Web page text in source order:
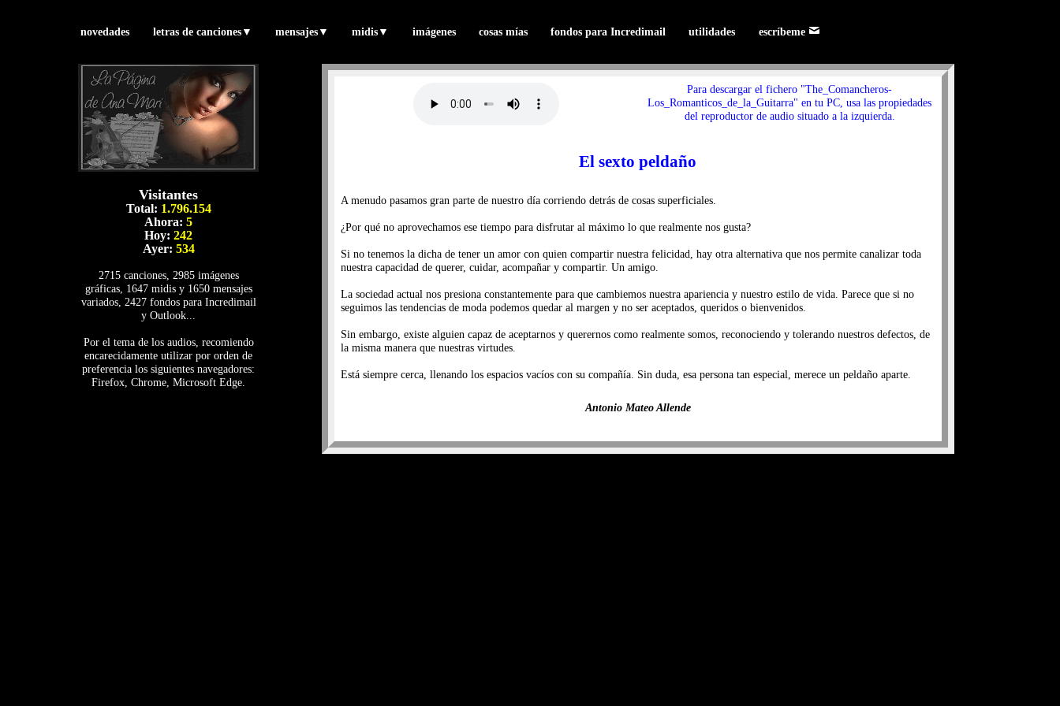
novedades letras de canciones▼ mensajes▼ midis▼ imágenes cosas mías fondos para Incredimail utilidades escríbeme
Visitantes
Total: 1.796.154
Ahora:5
Hoy:242
Ayer: 534
2715 canciones, 2985 imágenes
gráficas, 1647 midis y 1650 mensajes
variados, 2427 fondos para Incredimail
y Outlook...
Por el tema de los audios, recomiendo
encarecidamente utilizar por orden de
preferencia los siguientes navegadores:
Firefox, Chrome, Microsoft Edge.
Para descargar el fichero "The_Comancheros-
Los_Romanticos_de_la_Guitarra" en tu PC, usa las propiedades
del reproductor de audio situado a la izquierda.
El sexto peldaño
A menudo pasamos gran parte de nuestro día corriendo detrás de cosas superficiales.
¿Por qué no aprovechamos ese tiempo para disfrutar al máximo lo que realmente nos gusta?
Si no tenemos la dicha de tener un amor con quien compartir nuestra felicidad, hay otra alternativa que nos permite canalizar toda
nuestra capacidad de querer, cuidar, acompañar y compartir. Un amigo.
La sociedad actual nos presiona constantemente para que cambiemos nuestra apariencia y nuestro estilo de vida. Parece que si no
seguimos las tendencias de moda podemos quedar al margen y no ser aceptados, queridos o bienvenidos.
Sin embargo, existe alguien capaz de aceptarnos y querernos como realmente somos, reconociendo y tolerando nuestros defectos, de
la misma manera que nuestras virtudes.
Está siempre cerca, llenando los espacios vacíos con su compañía. Sin duda, esa persona tan especial, merece un peldaño aparte.
Antonio Mateo Allende